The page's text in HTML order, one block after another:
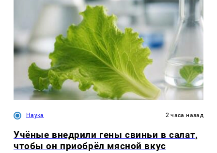
Наука 2 часа назад
Учёные внедрили гены свиньи в салат,
чтобы он приобрёл мясной вкус